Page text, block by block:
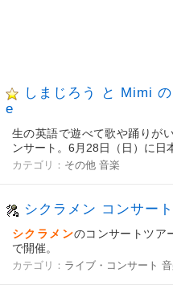
しまじろう と Mimi
e
生の英語で遊べて歌や踊りが
ンサート。6月28日（日）に日
カテゴリ： その他 音楽
シクラメン コンサート
シクラメンのコンサートツア
で開催。
カテゴリ： ライブ・コンサート